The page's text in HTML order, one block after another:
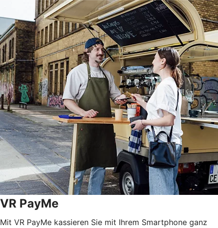
VR PayMe
Mit VR PayMe kassieren Sie mit Ihrem Smartphone ganz